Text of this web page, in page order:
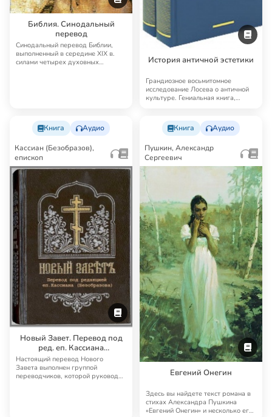
Библия. Синодальный
перевод
Синодальный перевод Библии,
выполненный в середине XIX в.
силами четырех духовных
История античной эстетики
Грандиозное восьмитомное
исследование Лосева о античной
культуре. Гениальная книга,
Книга Аудио
Кассиан (Безобразов),
епископ
Новый Завет. Перевод под
ред. еп. Кассиана
(Безобразова)
Настоящий перевод Нового
Завета выполнен группой
переводчиков, которой руководил
Книга Аудио
Пушкин, Александр
Сергеевич
Евгений Онегин
Здесь вы найдете текст романа в
стихах Александра Пушкина
«Евгений Онегин» и несколько его